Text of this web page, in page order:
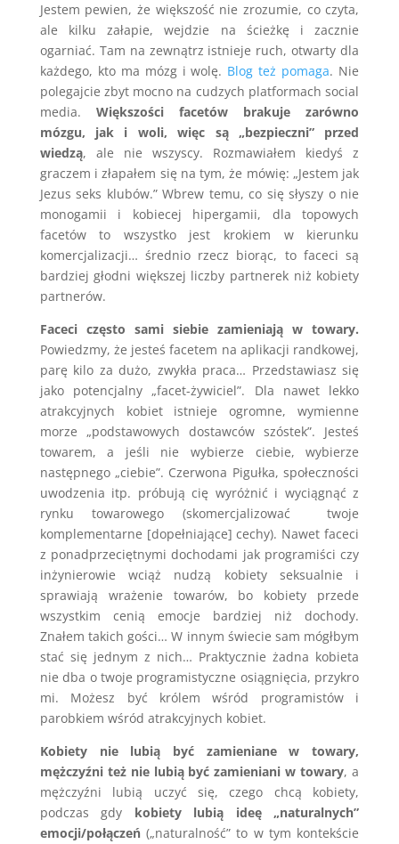
Jestem pewien, że większość nie zrozumie, co czyta,
ale kilku załapie, wejdzie na ścieżkę i zacznie
ogarniać. Tam na zewnątrz istnieje ruch, otwarty dla
każdego, kto ma mózg i wolę. Blog też pomaga. Nie
polegajcie zbyt mocno na cudzych platformach social
media. Większości facetów brakuje zarówno
mózgu, jak i woli, więc są „bezpieczni” przed
wiedzą, ale nie wszyscy. Rozmawiałem kiedyś z
graczem i złapałem się na tym, że mówię: „Jestem jak
Jezus seks klubów.” Wbrew temu, co się słyszy o nie
monogamii i kobiecej hipergamii, dla topowych
facetów to wszystko jest krokiem w kierunku
komercjalizacji… średnio rzecz biorąc, to faceci są
bardziej głodni większej liczby partnerek niż kobiety
partnerów.
Faceci często sami siebie zamieniają w towary.
Powiedzmy, że jesteś facetem na aplikacji randkowej,
parę kilo za dużo, zwykła praca… Przedstawiasz się
jako potencjalny „facet-żywiciel”. Dla nawet lekko
atrakcyjnych kobiet istnieje ogromne, wymienne
morze „podstawowych dostawców szóstek”. Jesteś
towarem, a jeśli nie wybierze ciebie, wybierze
następnego „ciebie”. Czerwona Pigułka, społeczności
uwodzenia itp. próbują cię wyróżnić i wyciągnąć z
rynku towarowego (skomercjalizować twoje
komplementarne [dopełniające] cechy). Nawet faceci
z ponadprzeciętnymi dochodami jak programiści czy
inżynierowie wciąż nudzą kobiety seksualnie i
sprawiają wrażenie towarów, bo kobiety przede
wszystkim cenią emocje bardziej niż dochody.
Znałem takich gości… W innym świecie sam mógłbym
stać się jednym z nich… Praktycznie żadna kobieta
nie dba o twoje programistyczne osiągnięcia, przykro
mi. Możesz być królem wśród programistów i
parobkiem wśród atrakcyjnych kobiet.
Kobiety nie lubią być zamieniane w towary,
mężczyźni też nie lubią być zamieniani w towary, a
mężczyźni lubią uczyć się, czego chcą kobiety,
podczas gdy kobiety lubią ideę „naturalnych”
emocji/połączeń(„naturalność” to w tym kontekście